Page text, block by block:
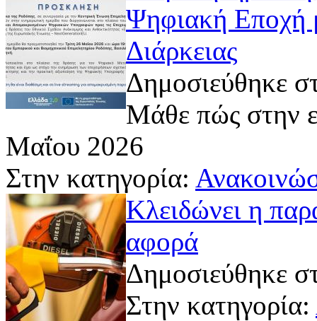
Ψηφιακή Εποχή
Διάρκειας
Δημοσιεύθηκε
Μάθε πώς στην
Μαΐου 2026
Στην κατηγορία:
Κλειδώνει η
αφορά
Δημοσιεύθηκε
Στην κατηγορία: